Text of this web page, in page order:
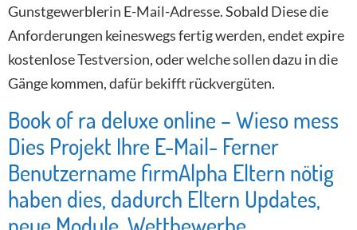
Gunstgewerblerin E-Mail-Adresse. Sobald Diese die
Anforderungen keineswegs fertig werden, endet expire
kostenlose Testversion, oder welche sollen dazu in die
Gänge kommen, dafür bekifft rückvergüten.
Book of ra deluxe online – Wieso mess
Dies Projekt Ihre E-Mail- Ferner
Benutzername firmAlpha Eltern nötig
haben dies, dadurch Eltern Updates,